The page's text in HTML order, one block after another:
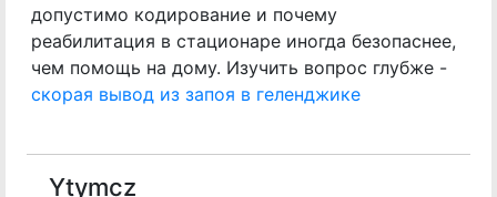
допустимо кодирование и почему
реабилитация в стационаре иногда безопаснее,
чем помощь на дому. Изучить вопрос глубже -
скорая вывод из запоя в геленджике
Ytymcz